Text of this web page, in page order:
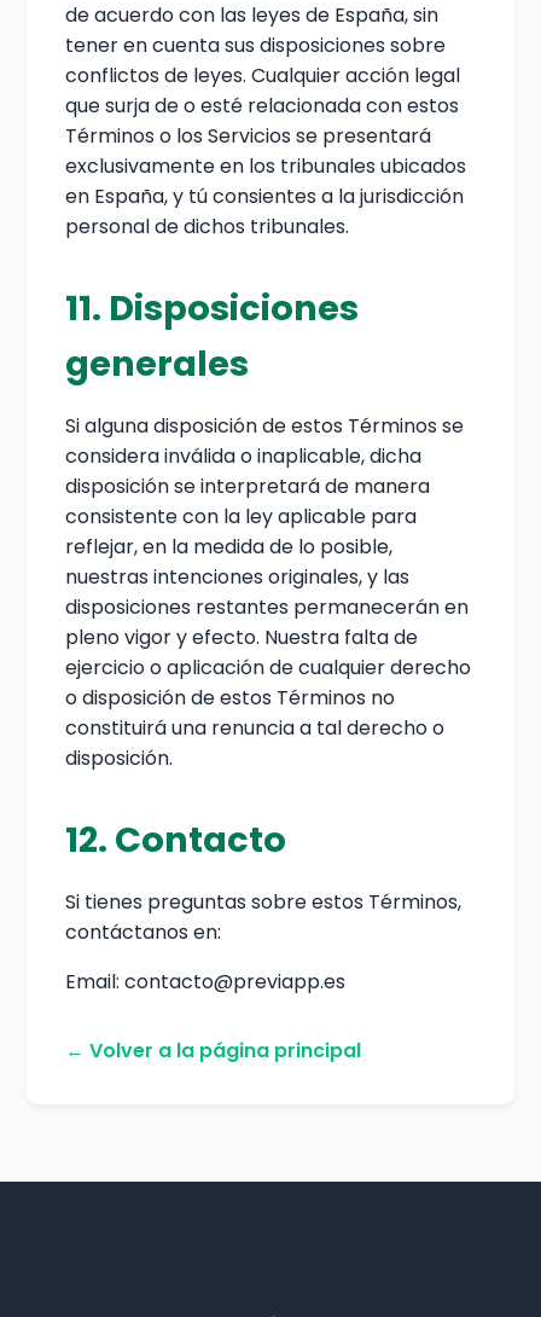
de acuerdo con las leyes de España, sin
tener en cuenta sus disposiciones sobre
conflictos de leyes. Cualquier acción legal
que surja de o esté relacionada con estos
Términos o los Servicios se presentará
exclusivamente en los tribunales ubicados
en España, y tú consientes a la jurisdicción
personal de dichos tribunales.
11. Disposiciones
generales
Si alguna disposición de estos Términos se
considera inválida o inaplicable, dicha
disposición se interpretará de manera
consistente con la ley aplicable para
reflejar, en la medida de lo posible,
nuestras intenciones originales, y las
disposiciones restantes permanecerán en
pleno vigor y efecto. Nuestra falta de
ejercicio o aplicación de cualquier derecho
o disposición de estos Términos no
constituirá una renuncia a tal derecho o
disposición.
12. Contacto
Si tienes preguntas sobre estos Términos,
contáctanos en:
Email: contacto@previapp.es
← Volver a la página principal